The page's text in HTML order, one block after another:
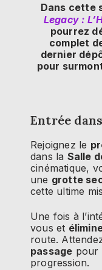
Dans cette
Legacy :
pourrez
complet
dernier
pour
Entrée
Rejoignez le
dans la Salle
cinématique,
une grotte
cette ultime
Une fois à
vous et
route.
passage pour
progression.